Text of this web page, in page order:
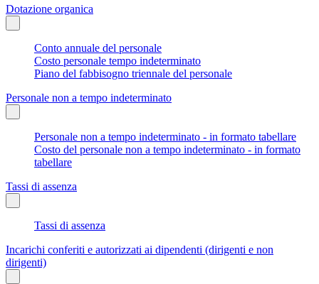
Dotazione organica
Conto annuale del personale
Costo personale tempo indeterminato
Piano del fabbisogno triennale del personale
Personale non a tempo indeterminato
Personale non a tempo indeterminato - in formato tabellare
Costo del personale non a tempo indeterminato - in formato
tabellare
Tassi di assenza
Tassi di assenza
Incarichi conferiti e autorizzati ai dipendenti (dirigenti e non
dirigenti)